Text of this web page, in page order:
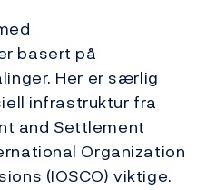
basert på
Her er særlig
infrastruktur fra
and Settlement
Organization
(IOSCO) viktige.